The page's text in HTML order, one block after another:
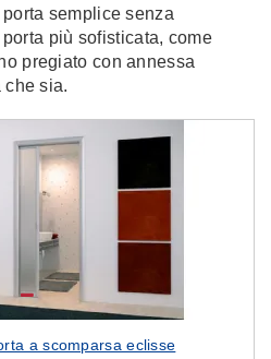
semplice senza
più sofisticata, come
pregiato con annessa
che sia.
a scomparsa eclisse